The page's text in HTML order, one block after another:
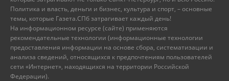
Политика и власть, деньги и бизнес, культура и спорт, – основные
темы, которые Газета.СПб затрагивает каждый день!
На информационном ресурсе (сайте) применяются
рекомендательные технологии (информационные технологии
предоставления информации на основе сбора, систематизации и
анализа сведений, относящихся к предпочтениям пользователей
сети «Интернет», находящихся на территории Российской
Федерации).